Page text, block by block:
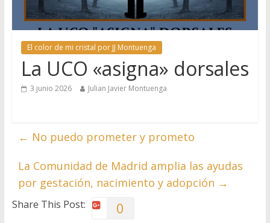
El color de mi cristal por JJ Montuenga
La UCO «asigna» dorsales
3 junio 2026 Julian Javier Montuenga
← No puedo prometer y prometo
La Comunidad de Madrid amplia las ayudas
por gestación, nacimiento y adopción →
Share This Post: 0